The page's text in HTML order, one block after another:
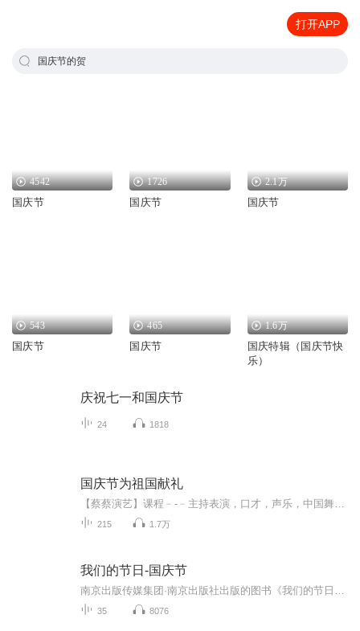
打开APP
国庆节的贺
4542
国庆节
1726
国庆节
2.1万
国庆节
543
国庆节
465
国庆节
1.6万
国庆特辑（国庆节快
乐）
庆祝七一和国庆节
24 1818
国庆节为祖国献礼
215 1.7万
我们的节日-国庆节
35 8076